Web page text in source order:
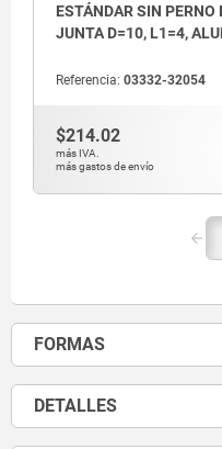
ESTÁNDAR SIN PERNO
JUNTA D=10,
Referencia: 03332-32054
$214.02
más IVA.
más gastos de envío
FORMAS
DETALLES